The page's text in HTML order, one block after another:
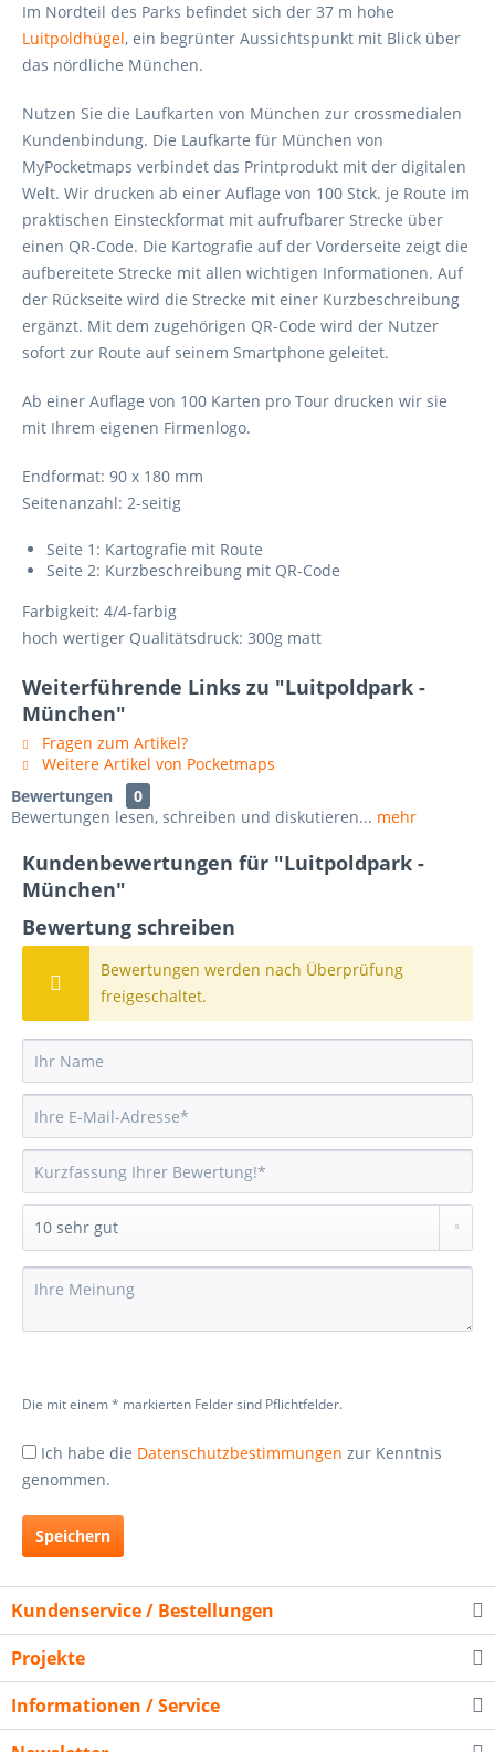
Im Nordteil des Parks befindet sich der 37 m hohe
Luitpoldhügel, ein begrünter Aussichtspunkt mit Blick über
das nördliche München.
Nutzen Sie die Laufkarten von München zur crossmedialen
Kundenbindung. Die Laufkarte für München von
MyPocketmaps verbindet das Printprodukt mit der digitalen
Welt. Wir drucken ab einer Auflage von 100 Stck. je Route im
praktischen Einsteckformat mit aufrufbarer Strecke über
einen QR-Code. Die Kartografie auf der Vorderseite zeigt die
aufbereitete Strecke mit allen wichtigen Informationen. Auf
der Rückseite wird die Strecke mit einer Kurzbeschreibung
ergänzt. Mit dem zugehörigen QR-Code wird der Nutzer
sofort zur Route auf seinem Smartphone geleitet.
Ab einer Auflage von 100 Karten pro Tour drucken wir sie
mit Ihrem eigenen Firmenlogo.
Endformat: 90 x 180 mm
Seitenanzahl: 2-seitig
Seite 1: Kartografie mit Route
Seite 2: Kurzbeschreibung mit QR-Code
Farbigkeit: 4/4-farbig
hoch wertiger Qualitätsdruck: 300g matt
Weiterführende Links zu "Luitpoldpark -
München"
Fragen zum Artikel?
Weitere Artikel von Pocketmaps
Bewertungen
0
Bewertungen lesen, schreiben und diskutieren... mehr
Kundenbewertungen für "Luitpoldpark -
München"
Bewertung schreiben
Bewertungen werden nach Überprüfung
freigeschaltet.
Die mit einem * markierten Felder sind Pflichtfelder.
Ich habe die Datenschutzbestimmungen zur Kenntnis
genommen.
Speichern
Kundenservice / Bestellungen
Projekte
Informationen / Service